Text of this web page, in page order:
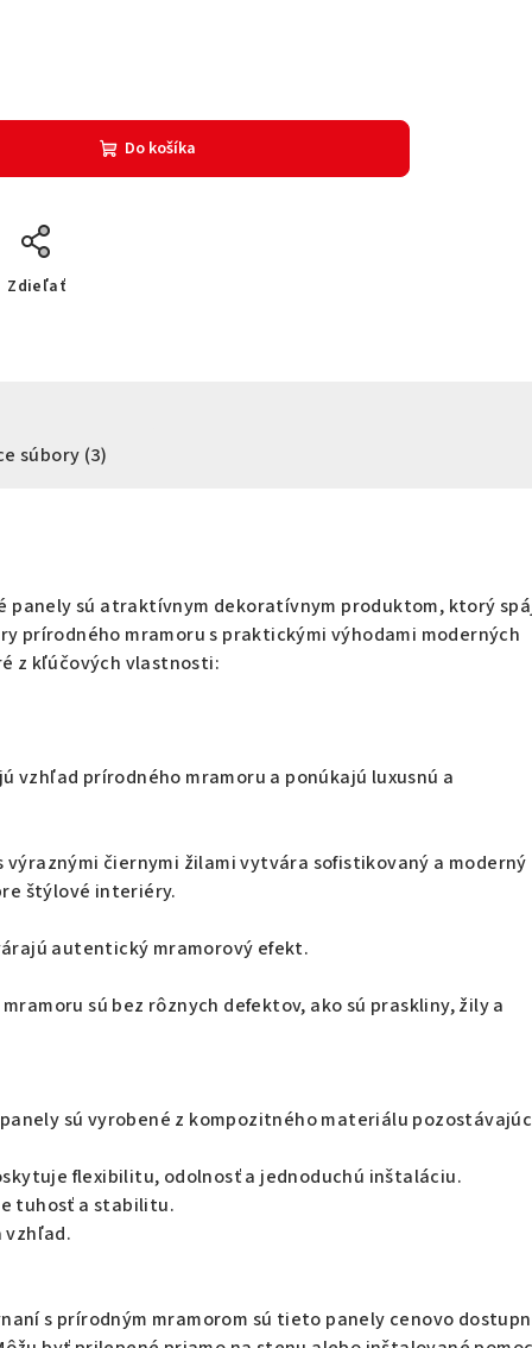
Do košíka
Zdieľať
súbory (3)
panely sú atraktívnym dekoratívnym produktom, ktorý
prírodného mramoru s praktickými výhodami moderných
z kľúčových vlastnosti:
vzhľad prírodného mramoru a ponúkajú luxusnú a
výraznými čiernymi žilami vytvára sofistikovaný a moderný
štýlové interiéry.
autentický mramorový efekt.
sú bez rôznych defektov, ako sú praskliny, žily a
sú vyrobené z kompozitného materiálu
flexibilitu, odolnosť a jednoduchú inštaláciu.
tuhosť a stabilitu.
vzhľad.
s prírodným mramorom sú tieto panely cenovo